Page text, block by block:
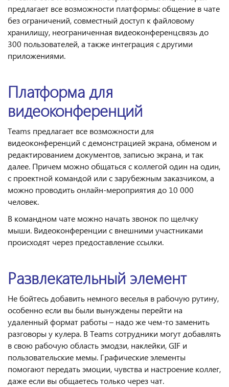
предлагает все возможности платформы: общение в чате
без ограничений, совместный доступ к файловому
хранилищу, неограниченная видеоконференцсвязь до
300 пользователей, а также интеграция с другими
приложениями.
Платформа для
видеоконференций
Teams предлагает все возможности для
видеоконференций с демонстрацией экрана, обменом и
редактированием документов, записью экрана, и так
далее. Причем можно общаться с коллегой один на один,
с проектной командой или с зарубежным заказчиком, а
можно проводить онлайн-мероприятия до 10 000
человек.
В командном чате можно начать звонок по щелчку
мыши. Видеоконференции с внешними участниками
происходят через предоставление ссылки.
Развлекательный элемент
Не бойтесь добавить немного веселья в рабочую рутину,
особенно если вы были вынуждены перейти на
удаленный формат работы – надо же чем-то заменить
разговоры у кулера. В Teams сотрудники могут добавлять
в свою рабочую область эмодзи, наклейки, GIF и
пользовательские мемы. Графические элементы
помогают передать эмоции, чувства и настроение коллег,
даже если вы общаетесь только через чат.